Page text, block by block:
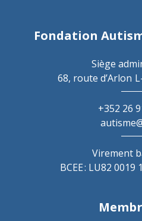
Fondation
Siège
68, route d’Arlon
+352 26
Virement
BCEE : LU82 0019